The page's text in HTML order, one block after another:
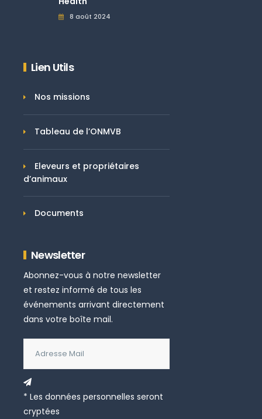
8 août 2024
Lien Utils
Nos missions
Tableau de l’ONMVB
Eleveurs et propriétaires
d’animaux
Documents
Newsletter
Abonnez-vous à notre newsletter
et restez informé de tous les
événements arrivant directement
dans votre boîte mail.
* Les données personnelles seront
cryptées